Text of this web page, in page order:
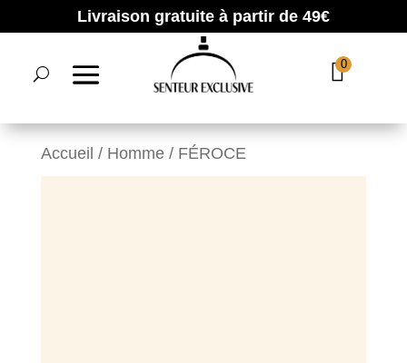
Livraison gratuite à partir de 49€
0
Accueil / Homme/ FÉROCE